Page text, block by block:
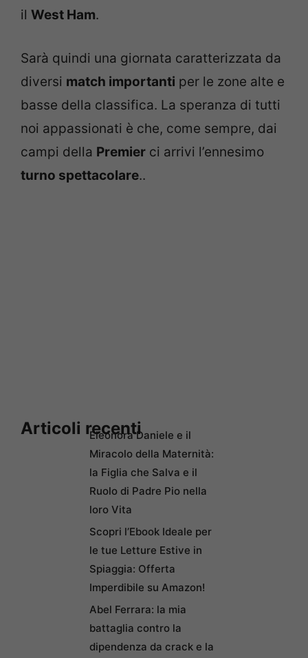
il West Ham.
Sarà quindi una giornata caratterizzata da
diversi match importanti per le zone alte e
basse della classifica. La speranza di tutti
noi appassionati è che, come sempre, dai
campi della Premier ci arrivi l’ennesimo
turno spettacolare..
Articoli recentiEleonora Daniele e il
Miracolo della Maternità:
la Figlia che Salva e il
Ruolo di Padre Pio nella
loro Vita
Scopri l’Ebook Ideale per
le tue Letture Estive in
Spiaggia: Offerta
Imperdibile su Amazon!
Abel Ferrara: la mia
battaglia contro la
dipendenza da crack e la